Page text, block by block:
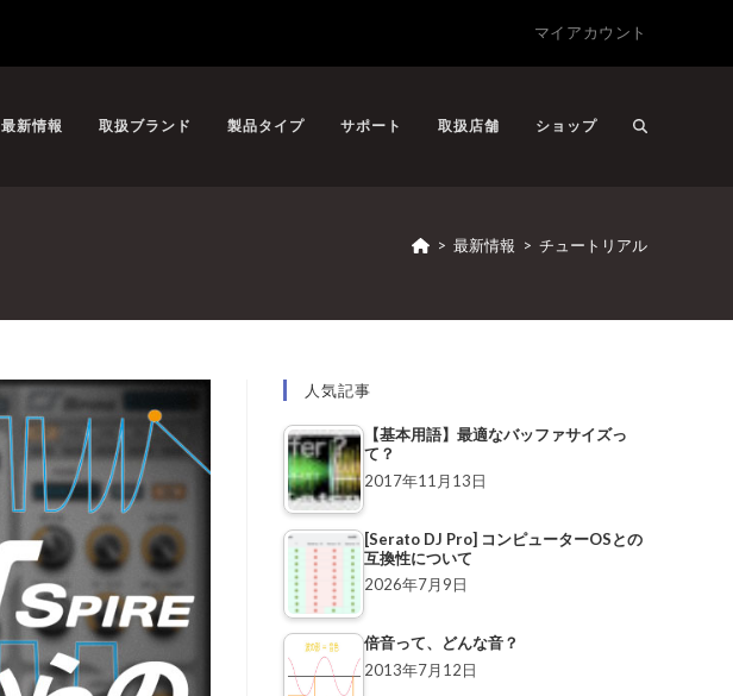
マイアカウント
最新情報 取扱ブランド 製品タイプ サポート 取扱店舗 ショップ
> 最新情報 > チュートリアル
人気記事
【基本用語】最適なバッファサイズっ
て？
2017年11月13日
[Serato DJ Pro] コンピューターOSとの
互換性について
2026年7月9日
倍音って、どんな音？
2013年7月12日